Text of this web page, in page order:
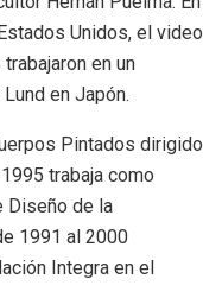
Unidos, el video
en un
en Japón.
Pintados dirigido
trabaja como
Diseño de la
1991 al 2000
Integra en el